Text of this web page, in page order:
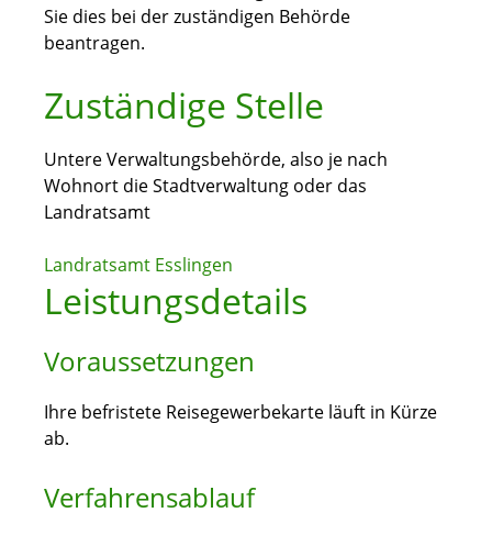
Sie dies bei der zuständigen Behörde
beantragen.
Zuständige Stelle
Untere Verwaltungsbehörde, also je nach
Wohnort die Stadtverwaltung oder das
Landratsamt
Landratsamt Esslingen
Leistungsdetails
Voraussetzungen
Ihre befristete Reisegewerbekarte läuft in Kürze
ab.
Verfahrensablauf